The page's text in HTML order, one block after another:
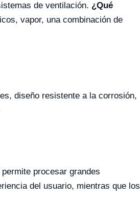
de ventilación. ¿Qué
vapor, una combinación de
diseño resistente a la corrosión,
permite procesar grandes
del usuario, mientras que los